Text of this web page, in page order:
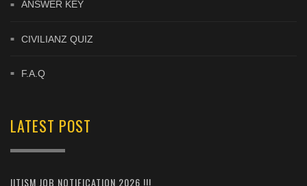
ANSWER KEY
CIVILIANZ QUIZ
F.A.Q
LATEST POST
IITISM JOB NOTIFICATION 2026 !!!